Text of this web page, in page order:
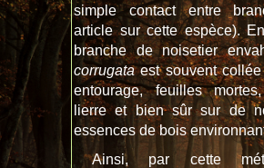
simple contact entre
article sur cette espèce).
branche de noisetier
corrugataest souvent
entourage, feuilles
lierre et bien sûr sur de
essences de bois
Ainsi, par cette